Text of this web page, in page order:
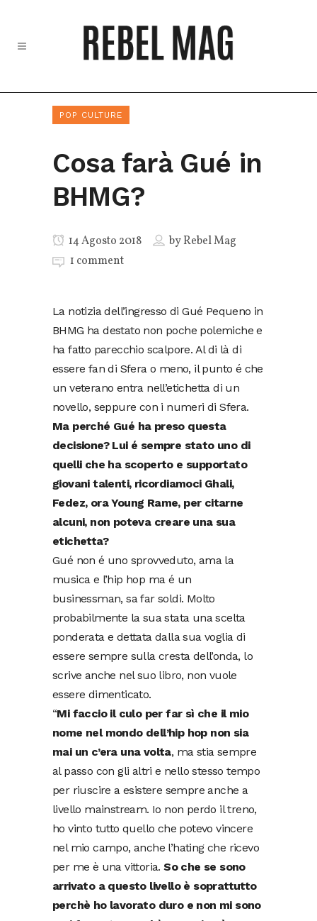
POP CULTURE
Cosa farà Gué in
BHMG?
14 Agosto 2018 byRebel Mag
1 comment
La notizia dell’ingresso di Gué Pequeno in
BHMG ha destato non poche polemiche e
ha fatto parecchio scalpore. Al di là di
essere fan di Sfera o meno, il punto é che
un veterano entra nell’etichetta di un
novello, seppure con i numeri di Sfera.
Ma perché Gué ha preso questa
decisione? Lui é sempre stato uno di
quelli che ha scoperto e supportato
giovani talenti, ricordiamoci Ghali,
Fedez, ora Young Rame, per citarne
alcuni, non poteva creare una sua
etichetta?
Gué non é uno sprovveduto, ama la
musica e l’hip hop ma é un
businessman, sa far soldi. Molto
probabilmente la sua stata una scelta
ponderata e dettata dalla sua voglia di
essere sempre sulla cresta dell’onda, lo
scrive anche nel suo libro, non vuole
essere dimenticato.
“Mi faccio il culo per far sì che il mio
nome nel mondo dell’hip hop non sia
mai un c’era una volta, ma stia sempre
al passo con gli altri e nello stesso tempo
per riuscire a esistere sempre anche a
livello mainstream. Io non perdo il treno,
ho vinto tutto quello che potevo vincere
nel mio campo, anche l’hating che ricevo
per me è una vittoria.So che se sono
arrivato a questo livello è soprattutto
perchè ho lavorato duro e non mi sono